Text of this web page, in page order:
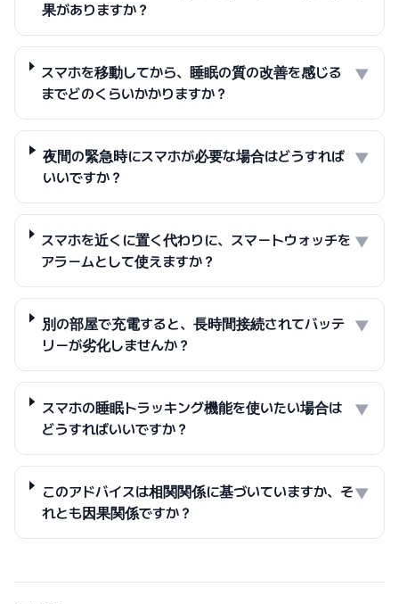
果がありますか？
スマホを移動してから、睡眠の質の改善を感じる
までどのくらいかかりますか？
▼
夜間の緊急時にスマホが必要な場合はどうすれば
いいですか？
▼
スマホを近くに置く代わりに、スマートウォッチを
アラームとして使えますか？
▼
別の部屋で充電すると、長時間接続されてバッテ
リーが劣化しませんか？
▼
スマホの睡眠トラッキング機能を使いたい場合は
どうすればいいですか？
▼
このアドバイスは相関関係に基づいていますか、そ
れとも因果関係ですか？
▼